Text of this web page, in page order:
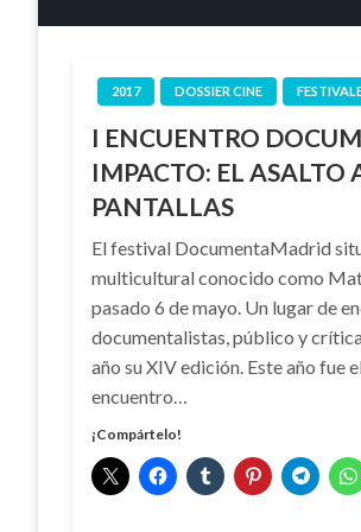
2017 DOSSIER CINE
I ENCUENTRO
IMPACTO: EL ASALTO
PANTALLAS
El festival DocumentaMadrid
multicultural conocido como
pasado 6 de mayo. Un lugar de
documentalistas, público y
año su XIV edición. Este año fue
encuentro…
¡Compártelo!